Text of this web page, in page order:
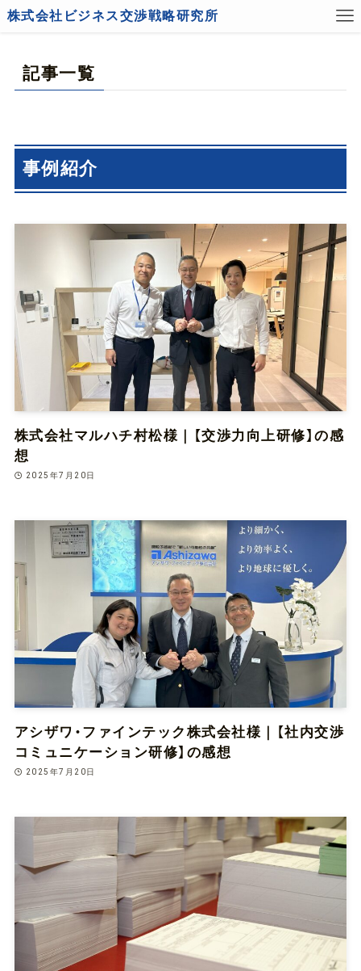
T株式会社ビジネス交渉戦略研究所
記事一覧
事例紹介
株式会社マルハチ村松様｜【交渉力向上研修】の感
想
2025年7月20日
アシザワ・ファインテック株式会社様｜【社内交渉
コミュニケーション研修】の感想
2025年7月20日